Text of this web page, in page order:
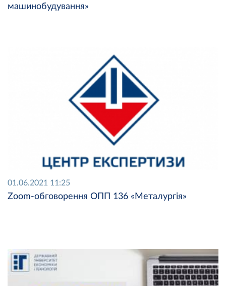
машинобудування»
01.06.2021 11:25
Zoom-обговорення ОПП 136 «Металургія»